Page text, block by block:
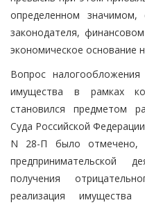
определенном значимом,
законодателя,
экономическое основание
Вопрос
имущества в рамках
становился предметом
Суда Российской
N 28-П было отмечено,
предпринимательской
получения
реализация